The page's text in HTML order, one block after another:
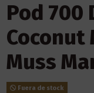
Pod 700
Coconut
Muss
Fuera de stock